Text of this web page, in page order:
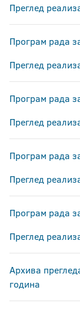
Преглед
Програм рада
Преглед
Програм рада
Преглед
Програм рада
Преглед
Програм рада
Преглед
Архива
година